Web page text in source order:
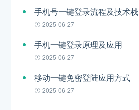
手机号一键登录流程及技术栈
2025-06-27
手机一键登录原理及应用
2025-06-27
移动一键免密登陆应用方式
2025-06-27